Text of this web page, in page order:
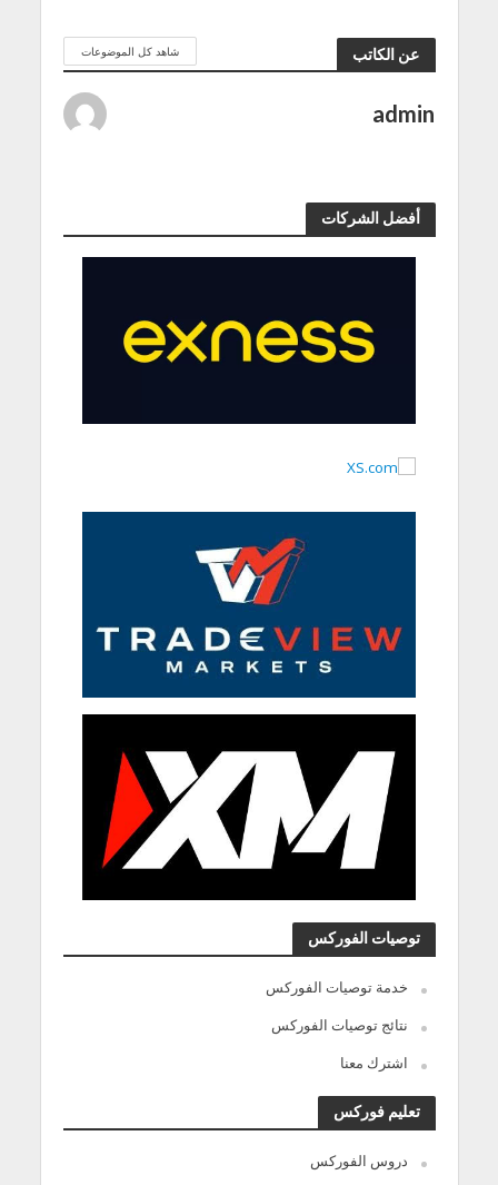
عن الكاتب شاهد كل الموضوعات
admin
أفضل الشركات
توصيات الفوركس
خدمة توصيات الفوركس
نتائج توصيات الفوركس
اشترك معنا
تعليم فوركس
دروس الفوركس